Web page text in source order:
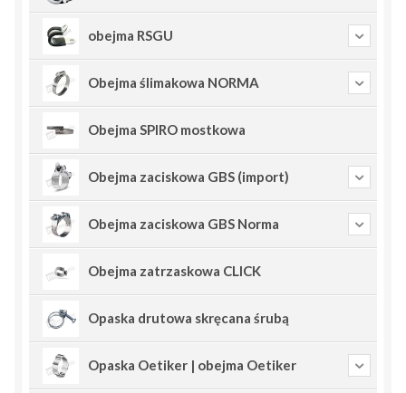
obejma RSGU
Obejma ślimakowa NORMA
Obejma SPIRO mostkowa
Obejma zaciskowa GBS (import)
Obejma zaciskowa GBS Norma
Obejma zatrzaskowa CLICK
Opaska drutowa skręcana śrubą
Opaska Oetiker | obejma Oetiker